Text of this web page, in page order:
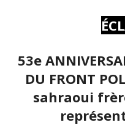
53e
DU FRONT
sahraoui